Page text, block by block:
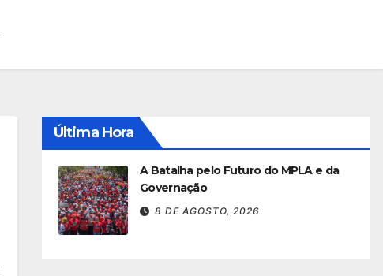
Última Hora
A Batalha pelo Futuro do MPLA e da
Governação
8 DE AGOSTO, 2026